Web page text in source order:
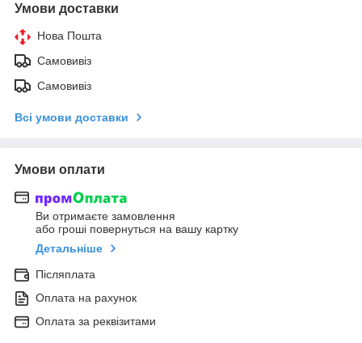
Умови доставки
Нова Пошта
Самовивіз
Самовивіз
Всі умови доставки
Умови оплати
Ви отримаєте замовлення
або гроші повернуться на вашу картку
Детальніше
Післяплата
Оплата на рахунок
Оплата за реквізитами